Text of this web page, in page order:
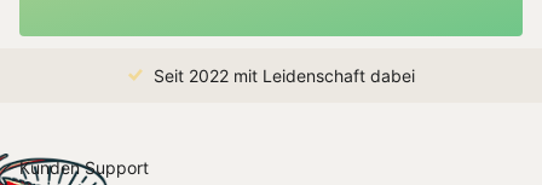
Seit 2022 mit Leidenschaft dabei
Kunden Support